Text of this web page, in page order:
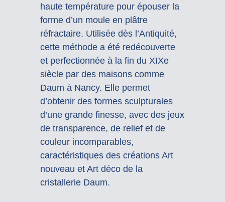
haute température pour épouser la
forme d’un moule en plâtre
réfractaire. Utilisée dès l’Antiquité,
cette méthode a été redécouverte
et perfectionnée à la fin du XIXe
siècle par des maisons comme
Daum à Nancy. Elle permet
d’obtenir des formes sculpturales
d’une grande finesse, avec des jeux
de transparence, de relief et de
couleur incomparables,
caractéristiques des créations Art
nouveau et Art déco de la
cristallerie Daum.